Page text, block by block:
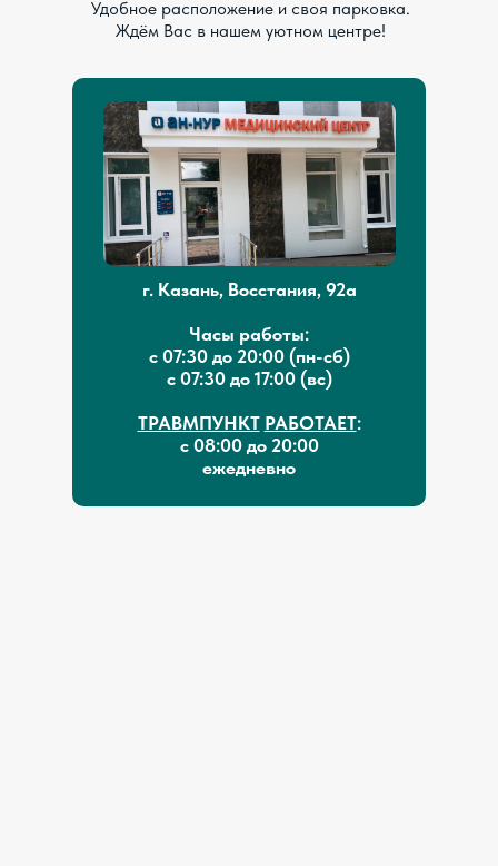
г. Казань, Восстания, 92а
Часы работы:
с 07:30 до 20:00 (пн-сб)
с 07:30 до 17:00 (вс)
ТРАВМПУНКТ РАБОТАЕТ:
с 08:00 до 20:00
ежедневно
Удобное расположение и своя парковка.
Ждём Вас в нашем уютном центре!